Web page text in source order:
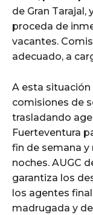
de Gran Tarajal,
proceda de
vacantes.
adecuado, a
A esta
comisiones de
trasladando
Fuerteventura
fin de semana y
noches. AUGC
garantiza los
los agentes
madrugada y